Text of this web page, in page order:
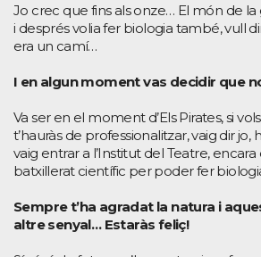
Jo crec que fins als onze… El món de la
i després volia fer biologia també, vull
era un camí…
I en algun moment vas decidir que
Va ser en el moment d’Els Pirates, si
t’hauràs de professionalitzar, vaig dir jo,
vaig entrar a l’Institut del Teatre,
batxillerat científic per poder fer
Sempre t’ha agradat la natura i
altre senyal… Estaràs feliç!